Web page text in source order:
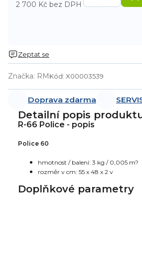
Značka: RMKód: X00003539
2 700 Kč bez DPH
Zeptat se
Doprava zdarma
Detailní popis
R-66 Police - popis
Police 60
hmotnost / balení: 3 kg / 0,005 m?
rozměr v cm: 55 x 48 x 2 v
Doplňkové parametry